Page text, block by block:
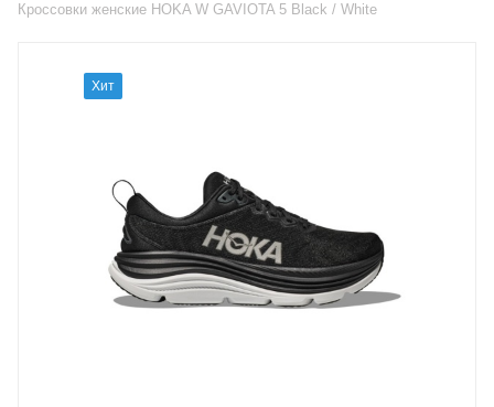
Кроссовки женские HOKA W GAVIOTA 5 Black / White
Хит